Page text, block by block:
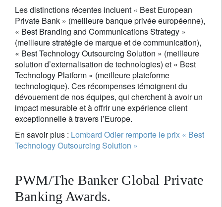
Les distinctions récentes incluent « Best European
Private Bank » (meilleure banque privée européenne),
« Best Branding and Communications Strategy »
(meilleure stratégie de marque et de communication),
« Best Technology Outsourcing Solution » (meilleure
solution d’externalisation de technologies) et « Best
Technology Platform » (meilleure plateforme
technologique). Ces récompenses témoignent du
dévouement de nos équipes, qui cherchent à avoir un
impact mesurable et à offrir une expérience client
exceptionnelle à travers l’Europe.
En savoir plus : Lombard Odier remporte le prix « Best
Technology Outsourcing Solution »
PWM/The Banker Global Private
Banking Awards.